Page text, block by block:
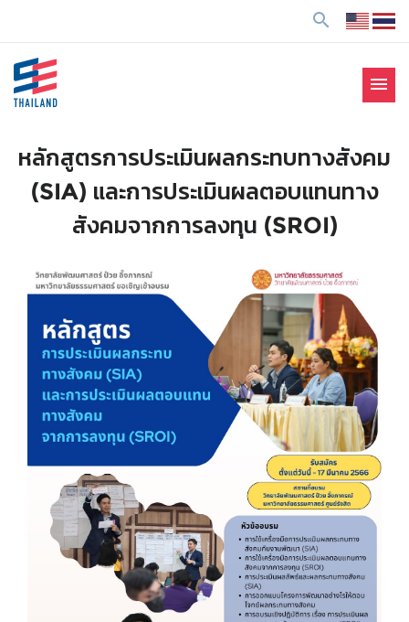
search
Enterprise: SE
menu
หลักสูตรการประเมินผลกระทบทางสังคม
(SIA) และการประเมินผลตอบแทนทาง
สังคมจากการลงทุน (SROI)